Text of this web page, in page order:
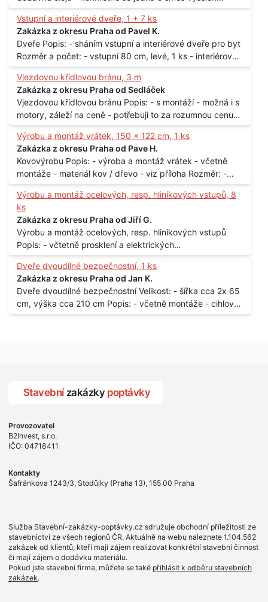
mastných kyselin s převahou olejové kyseliny - účelem je
technické využití - hustota při 20°C - cca 870 kg / m3
Balení: - po 190 kg v sudu Množství: - cca 500 kg - roční
spotřeba Lokalita: - Praha
Vstupní a interiérové dveře, 1 + 7 ks
Zakázka z okresu Praha od Pavel K.
Dveře Popis: - sháním vstupní a interiérové dveře pro byt
Rozměr a počet: - vstupní 80 cm, levé, 1 ks - interiérové
80 cm, levé, 2 ks - 80 cm, pravé, 3 ks - 60 cm, levé, 2 ks
Lokalita: - Praha 10
Vjezdovou křídlovou bránu, 3 m
Zakázka z okresu Praha od Sedláček
Vjezdovou křídlovou bránu Popis: - s montáží - možná i s
motory, záleží na ceně - potřebuji to za rozumnou cenu
Materiál: - ocel Množství: - 1 ks Velikost: - 3 m Lokalita: -
Praha
Výrobu a montáž vrátek, 150 x 122 cm, 1 ks
Zakázka z okresu Praha od Pave H.
Kovovýrobu Popis: - výroba a montáž vrátek - včetně
montáže - materiál kov / dřevo - viz příloha Rozměr: -
150 x 122 cm Lokalita: - Senohraby Nabídky na e-mail.
Výrobu a montáž ocelových, resp. hliníkových vstupů, 8
ks
Zakázka z okresu Praha od Jiří G.
Výrobu a montáž ocelových, resp. hliníkových vstupů
Popis: - včtetně prosklení a elektrických
samozamýkacích zámků pro panelový dům - jedná se o
vchodové dveře umístěné v zarámovaném a proskleném
portálu - předmětem dodávky bude i demontáž
stávajících a už nevyhovujících prosklených,
umělohmotných vstupů Množství: - 8 ks Lokalita: - 7, 9,
Dveře dvoudílné bezpečnostní, 1 ks
Zakázka z okresu Praha od Jan K.
Dveře dvoudílné bezpečnostní Velikost: - šířka cca 2x 65
cm, výška cca 210 cm Popis: - včetně montáže - cihlový
dům, 2. patro - vchod z chodby - rozměry bez zárubní
Stavební zakázky poptávky
Provozovatel
B2Invest, s.r.o.
IČO: 04718411
Kontakty
Šafránkova 1243/3, Stodůlky (Praha 13), 155 00 Praha
Služba Stavební-zakázky-poptávky.cz sdružuje obchodní příležitosti ze
stavebnictví ze všech regionů ČR. Aktuálně na webu naleznete 1.104.562
zakázek od klientů, kteří mají zájem realizovat konkrétní stavební činnost
či mají zájem o dodávku materiálu.
Pokud jste stavební firma, můžete se také přihlásit k odběru stavebních
zakázek.